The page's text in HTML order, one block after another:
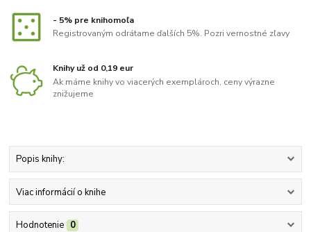
- 5% pre knihomoľa
Registrovaným odrátame ďalších 5%. Pozri vernostné zľavy
Knihy už od 0,19 eur
Ak máme knihy vo viacerých exemplároch, ceny výrazne
znižujeme
Popis knihy:
Viac informácií o knihe
Hodnotenie 0